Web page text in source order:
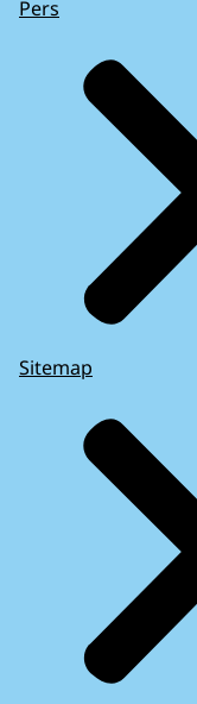
Pers
Sitemap